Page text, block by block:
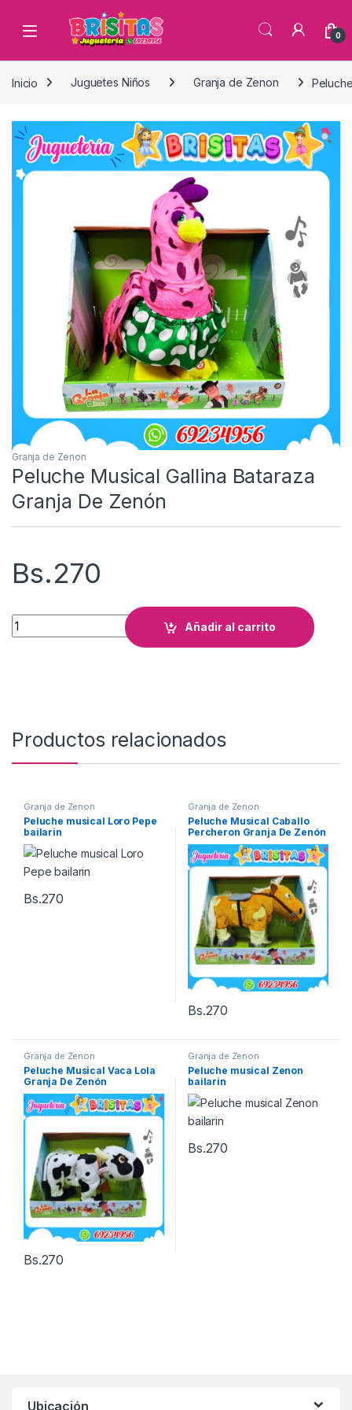
0
Inicio Juguetes Niños Granja de Zenon
Granja de Zenon
Peluche Musical Gallina Bataraza
Granja De Zenón
Bs.270
Peluche Musical Gallina Bataraza Granja De Zenón cantidad
Añadir al carrito
Productos relacionados
Granja de Zenon
Peluche musical Loro Pepe
bailarin
Bs.270
Granja de Zenon
Peluche Musical Caballo
Percheron Granja De Zenón
Bs.270
Granja de Zenon
Peluche Musical Vaca Lola
Granja De Zenón
Bs.270
Granja de Zenon
Peluche musical Zenon
bailarin
Bs.270
Ubicación